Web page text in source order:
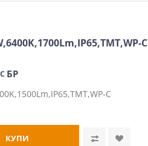
C
БР
C